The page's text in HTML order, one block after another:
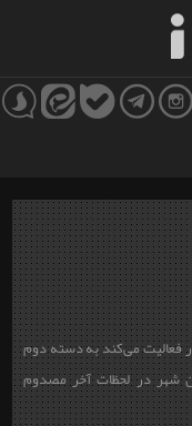
فعالیت می‌کند به دسته دوم
شهر در لحظات آخر مصدوم